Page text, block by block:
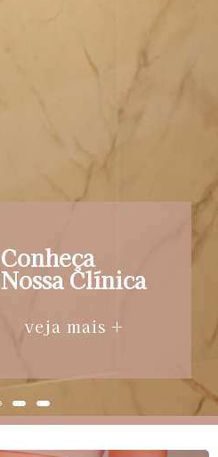
Conheça
Nossa Clínica
veja mais +